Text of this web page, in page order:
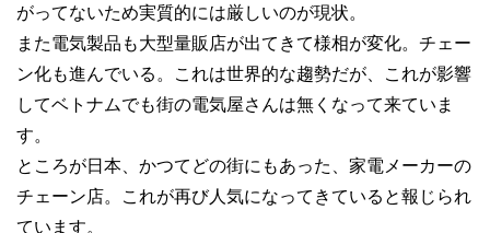
がってないため実質的には厳しいのが現状。
また電気製品も大型量販店が出てきて様相が変化。チェー
ン化も進んでいる。これは世界的な趨勢だが、これが影響
してベトナムでも街の電気屋さんは無くなって来ていま
す。
ところが日本、かつてどの街にもあった、家電メーカーの
チェーン店。これが再び人気になってきていると報じられ
ています。